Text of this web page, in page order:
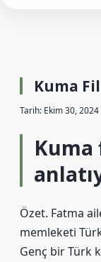
Kuma
Tarih: Ekim 30, 2024
Özet. Fatma
memleketi
Genç bir Türk